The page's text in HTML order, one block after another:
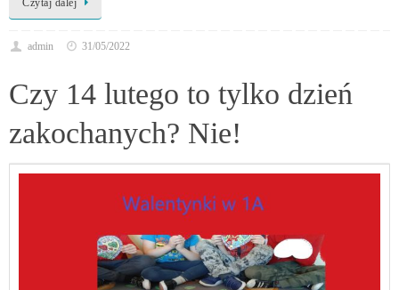
Czytaj dalej
admin 31/05/2022
Czy 14 lutego to tylko dzień
zakochanych? Nie!